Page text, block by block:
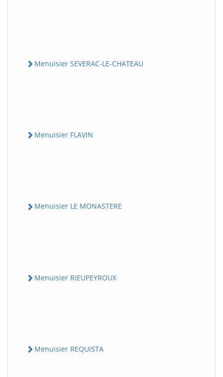
Menuisier SEVERAC-LE-CHATEAU
Menuisier FLAVIN
Menuisier LE MONASTERE
Menuisier RIEUPEYROUX
Menuisier REQUISTA